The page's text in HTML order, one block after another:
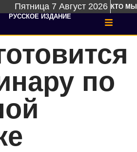
Пятница 7 Август 2026 КТО МЫ
РУССКОЕ ИЗДАНИЕ
по